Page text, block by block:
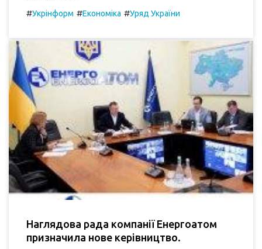
#Укрінформ #Економіка #Уряд України
Наглядова рада компанії Енергоатом
призначила нове керівництво.